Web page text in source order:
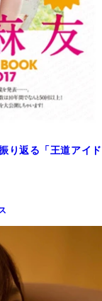
り返る「王道アイド